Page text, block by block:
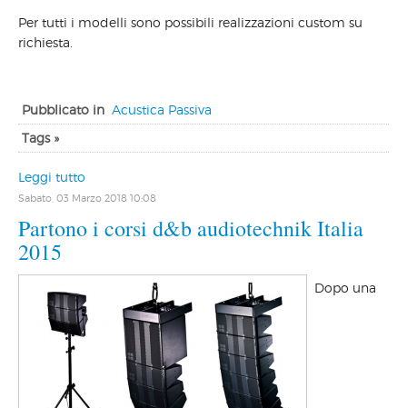
Per tutti i modelli sono possibili realizzazioni custom su
richiesta.
Pubblicato in Acustica Passiva
Tags »
Leggi tutto
Sabato, 03 Marzo 2018 10:08
Partono i corsi d&b audiotechnik Italia
2015
Dopo una